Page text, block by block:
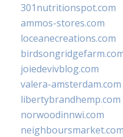
301nutritionspot.com
ammos-stores.com
loceanecreations.com
joiedevivblog.com
valera-amsterdam.com
libertybrandhemp.com
norwoodinnwi.com
neighboursmarket.com